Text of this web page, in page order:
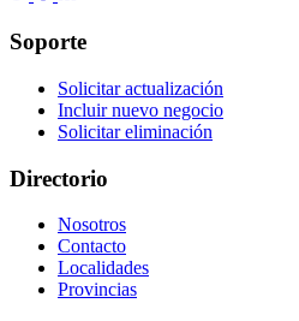
Soporte
Solicitar actualización
Incluir nuevo negocio
Solicitar eliminación
Directorio
Nosotros
Contacto
Localidades
Provincias